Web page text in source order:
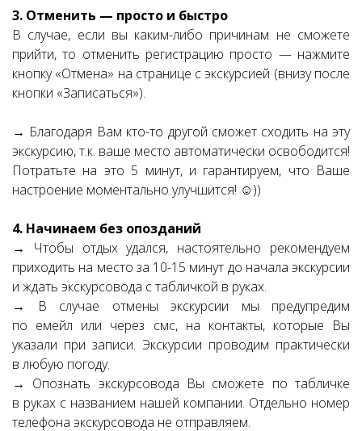
3. Отменить — просто и быстро
В случае, если вы каким-либо причинам не сможете
прийти, то отменить регистрацию просто — нажмите
кнопку «Отмена» на странице с экскурсией (внизу после
кнопки «Записаться»).
→ Благодаря Вам кто-то другой сможет сходить на эту
экскурсию, т.к. ваше место автоматически освободится!
Потратьте на это 5 минут, и гарантируем, что Ваше
настроение моментально улучшится! ☺))
4. Начинаем без опозданий
→ Чтобы отдых удался, настоятельно рекомендуем
приходить на место за 10-15 минут до начала экскурсии
и ждать экскурсовода с табличкой в руках.
→ В случае отмены экскурсии мы предупредим
по емейл или через смс, на контакты, которые Вы
указали при записи. Экскурсии проводим практически
в любую погоду.
→ Опознать экскурсовода Вы сможете по табличке
в руках с названием нашей компании. Отдельно номер
телефона экскурсовода не отправляем.